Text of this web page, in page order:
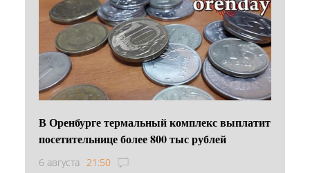
В Оренбурге термальный комплекс выплатит
посетительнице более 800 тыс рублей
6 августа 21:50